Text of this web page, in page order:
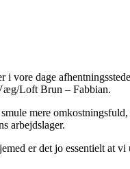
dage
Loft Brun – Fabbian.
mere
arbejdslager.
er det jo essentielt at vi